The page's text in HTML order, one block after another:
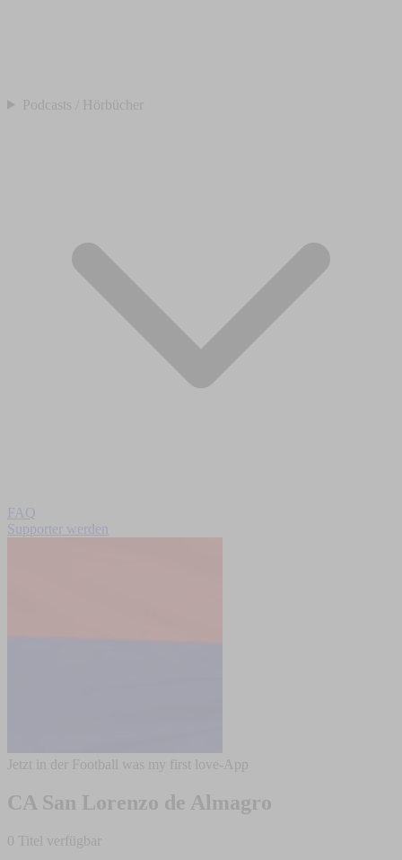
Podcasts / Hörbücher
FAQ
Supporter werden
Jetzt in der Football was my first love-App
CA San Lorenzo de Almagro
0 Titel verfügbar